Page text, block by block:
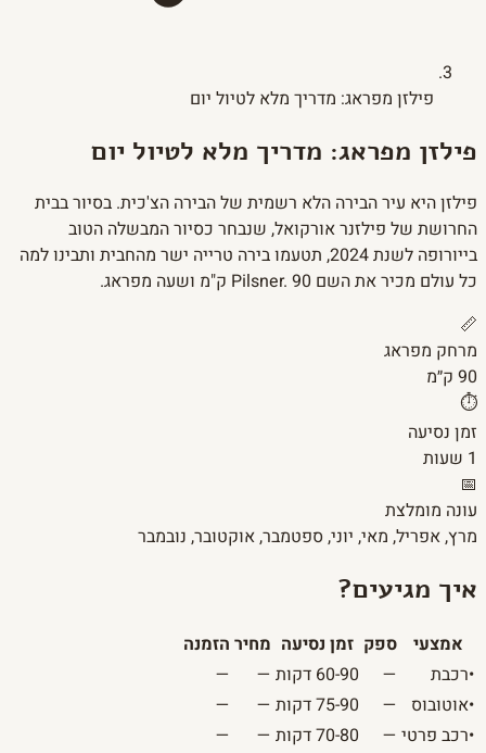
פילזן מפראג: מדריך מלא לטיול יום
פילזן מפראג: מדריך מלא לטיול יום
פילזן היא עיר הבירה הלא רשמית של הבירה הצ'כית. בסיור בבית
החרושת של פילזנר אורקואל, שנבחר כסיור המבשלה הטוב
בייורופה לשנת 2024, תטעמו בירה טרייה ישר מהחבית ותבינו למה
כל עולם מכיר את השם Pilsner. 90 ק"מ ושעה מפראג.
📏
מרחק מפראג
90 ק״מ
⏱️
זמן נסיעה
1 שעות
📅
עונה מומלצת
מרץ, אפריל, מאי, יוני, ספטמבר, אוקטובר, נובמבר
איך מגיעים?
אמצעי ספק זמן נסיעה מחיר הזמנה
•רכבת — 60-90 דקות —
—
•אוטובוס — 75-90 דקות —
—
•רכב פרטי — 70-80 דקות —
—